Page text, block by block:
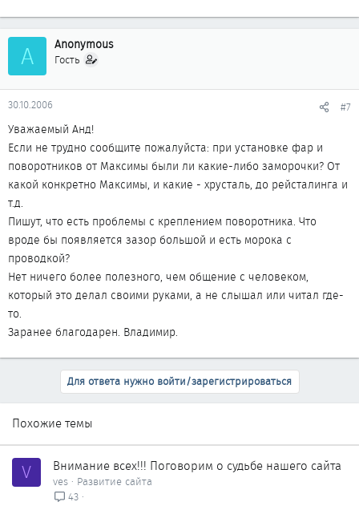
A Anonymous
Гость
30.10.2006 #7
Уважаемый Анд!
Если не трудно сообщите пожалуйста: при установке фар и
поворотников от Максимы были ли какие-либо заморочки? От
какой конкретно Максимы, и какие - хрусталь, до рейсталинга и
т.д.
Пишут, что есть проблемы с креплением поворотника. Что
вроде бы появляется зазор большой и есть морока с
проводкой?
Нет ничего более полезного, чем общение с человеком,
который это делал своими руками, а не слышал или читал где-
то.
Заранее благодарен. Владимир.
Для ответа нужно войти/зарегистрироваться
Похожие темы
V Внимание всех!!! Поговорим о судьбе нашего сайта
ves
Развитие сайта
43